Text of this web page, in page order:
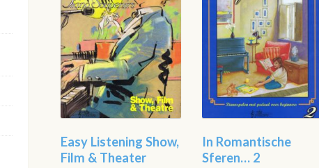
Easy Listening Show,
Film & Theater
In Romantische
Sferen… 2